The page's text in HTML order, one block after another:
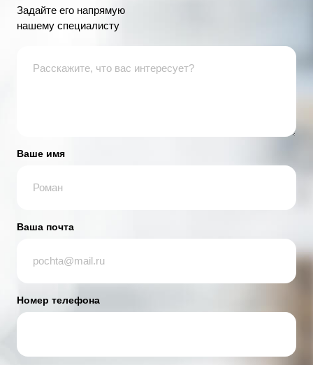
Задайте его напрямую
нашему специалисту
Ваше имя
Ваша почта
Номер телефона